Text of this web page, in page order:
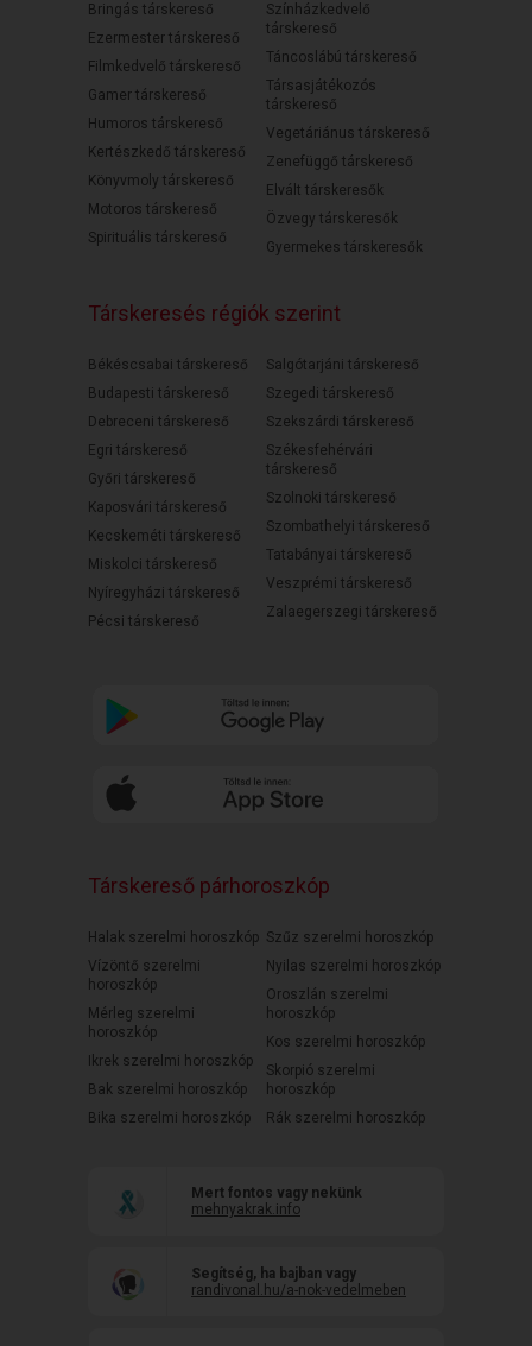
Bringás társkereső
Ezermester társkereső
Filmkedvelő társkereső
Gamer társkereső
Humoros társkereső
Kertészkedő társkereső
Könyvmoly társkereső
Motoros társkereső
Spirituális társkereső
Színházkedvelő
társkereső
Táncoslábú társkereső
Társasjátékozós
társkereső
Vegetáriánus társkereső
Zenefüggő társkereső
Elvált társkeresők
Özvegy társkeresők
Gyermekes társkeresők
Társkeresés régiók szerint
Békéscsabai társkereső
Budapesti társkereső
Debreceni társkereső
Egri társkereső
Győri társkereső
Kaposvári társkereső
Kecskeméti társkereső
Miskolci társkereső
Nyíregyházi társkereső
Pécsi társkereső
Salgótarjáni társkereső
Szegedi társkereső
Szekszárdi társkereső
Székesfehérvári
társkereső
Szolnoki társkereső
Szombathelyi társkereső
Tatabányai társkereső
Veszprémi társkereső
Zalaegerszegi társkereső
Társkereső párhoroszkóp
Halak szerelmi horoszkóp
Vízöntő szerelmi
horoszkóp
Mérleg szerelmi
horoszkóp
Ikrek szerelmi horoszkóp
Bak szerelmi horoszkóp
Bika szerelmi horoszkóp
Szűz szerelmi horoszkóp
Nyilas szerelmi horoszkóp
Oroszlán szerelmi
horoszkóp
Kos szerelmi horoszkóp
Skorpió szerelmi
horoszkóp
Rák szerelmi horoszkóp
Mert fontos vagy nekünk
mehnyakrak.info
Segítség, ha bajban vagy
randivonal.hu/a-nok-vedelmeben